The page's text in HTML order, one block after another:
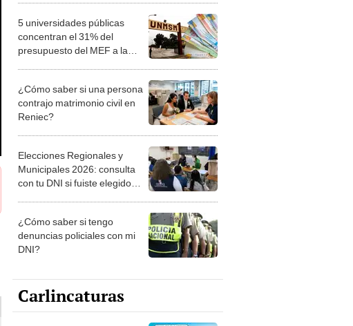
5 universidades públicas
concentran el 31% del
presupuesto del MEF a la
¿Cómo saber si una persona
contrajo matrimonio civil en
Reniec?
Elecciones Regionales y
Municipales 2026: consulta
con tu DNI si fuiste elegido
la ONPE
¿Cómo saber si tengo
denuncias policiales con mi
DNI?
Carlincaturas